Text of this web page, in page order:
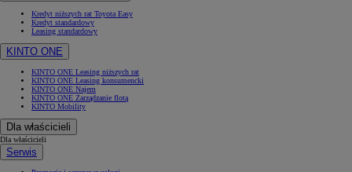
Kredyt niższych rat Toyota Easy
Kredyt standardowy
Leasing standardowy
KINTO ONE
KINTO ONE Leasing niższych rat
KINTO ONE Leasing konsumencki
KINTO ONE Najem
KINTO ONE Zarządzanie flotą
KINTO Mobility
Dla właścicieli
Dla właścicieli
Serwis